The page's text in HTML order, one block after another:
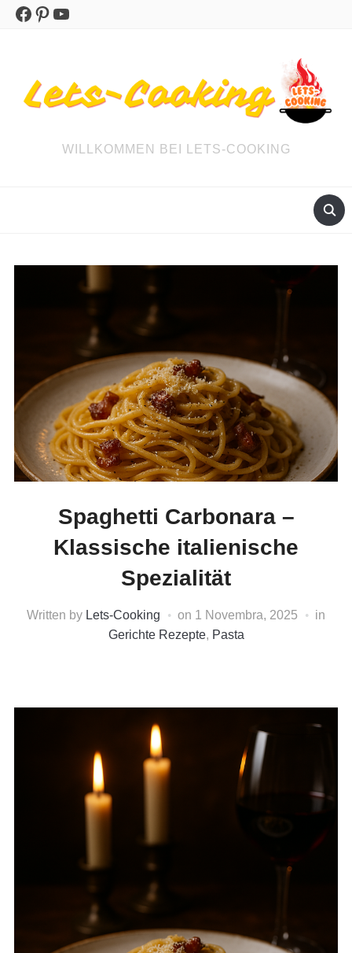
Facebook
Pinterest
YouTube
WILLKOMMEN BEI LETS-COOKING
Spaghetti Carbonara –
Klassische italienische
Spezialität
Written by Lets-Cooking on 1 Novembra, 2025
in
Gerichte Rezepte, Pasta